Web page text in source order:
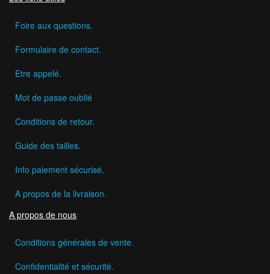
Foire aux questions.
Formulaire de contact.
Etre appelé.
Mot de passe oublié
Conditions de retour.
Guide des tailles.
Info paiement sécurisé.
A propos de la livraison.
A propos de nous
Conditions générales de vente.
Confidentialité et sécurité.